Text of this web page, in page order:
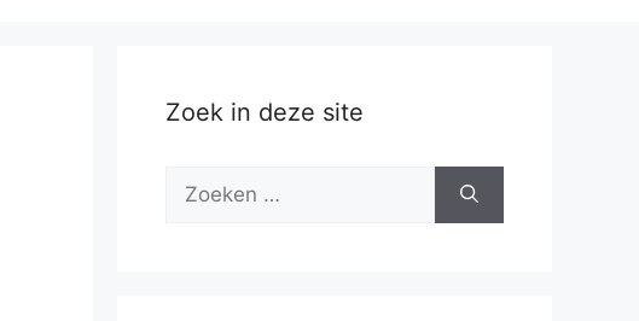
Zoek in deze site
Zoek